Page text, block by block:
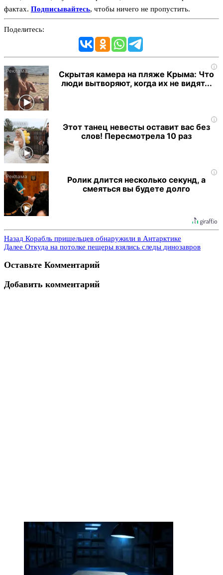
фактах. Подписывайтесь, чтобы ничего не пропустить.
Поделитесь:
i
Скрытая камера на пляже Крыма: Что
люди вытворяют, когда их не видят...
i
Этот танец невесты оставит вас без
слов! Пересмотрела 10 раз
i
Ролик длится несколько секунд, а
смеяться вы будете долго
Назад Корабль пришельцев обнаружили в Антарктике
Далее Откуда на потолке пещеры взялись следы динозавров
Оставьте Комментарий
Добавить комментарий